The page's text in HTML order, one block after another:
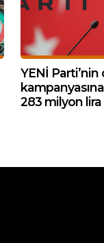
YENİ Parti’nin
283 milyon lira